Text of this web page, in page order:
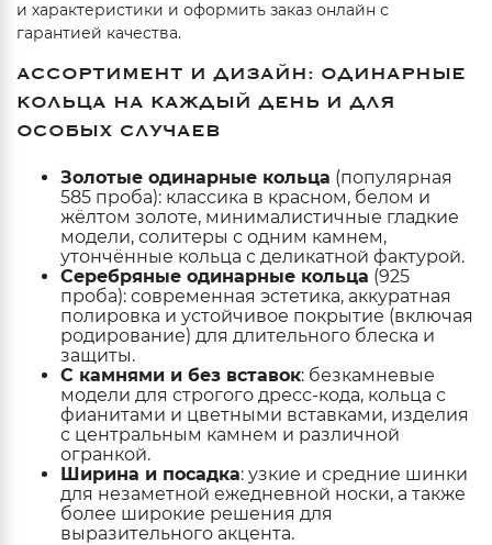
и характеристики и оформить заказ онлайн с
гарантией качества.
АССОРТИМЕНТ И ДИЗАЙН: ОДИНАРНЫЕ
КОЛЬЦА НА КАЖДЫЙ ДЕНЬ И ДЛЯ
ОСОБЫХ СЛУЧАЕВ
Золотые одинарные кольца (популярная
585 проба): классика в красном, белом и
жёлтом золоте, минималистичные гладкие
модели, солитеры с одним камнем,
утончённые кольца с деликатной фактурой.
Серебряные одинарные кольца (925
проба): современная эстетика, аккуратная
полировка и устойчивое покрытие (включая
родирование) для длительного блеска и
защиты.
С камнями и без вставок: безкамневые
модели для строгого дресс-кода, кольца с
фианитами и цветными вставками, изделия
с центральным камнем и различной
огранкой.
Ширина и посадка: узкие и средние шинки
для незаметной ежедневной носки, а также
более широкие решения для
выразительного акцента.